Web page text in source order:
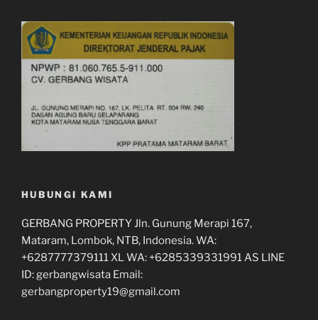
HUBUNGI KAMI
GERBANG PROPERTY Jln. Gunung Merapi 167,
Mataram, Lombok, NTB, Indonesia. WA:
+6287777379111 XL WA: +6285339331991 AS LINE
ID: gerbangwisata Email:
gerbangproperty19@gmail.com